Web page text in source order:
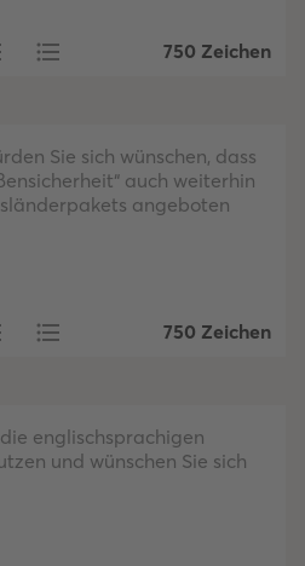
750 Zeichen
Sie sich wünschen, dass
auch weiterhin
angeboten
750 Zeichen
englischsprachigen
und wünschen Sie sich